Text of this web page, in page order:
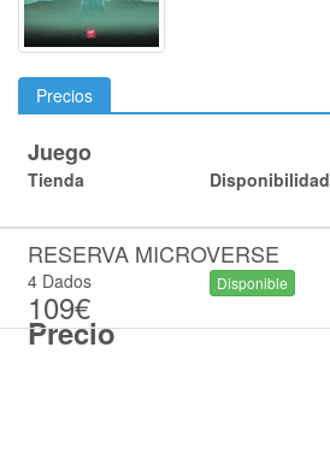
Precios
Juego
Tienda
Precio
Disponibilidad
RESERVA MICROVERSE
4 Dados
109€
Disponible